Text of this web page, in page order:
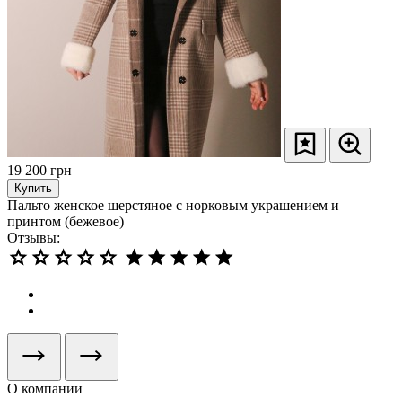
19 200 грн
Купить
Пальто женское шерстяное с норковым украшением и
принтом (бежевое)
Отзывы:
О компании